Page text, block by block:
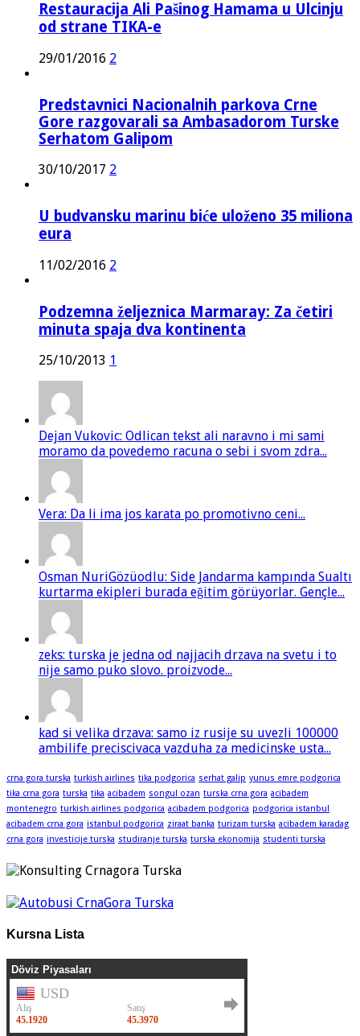
Restauracija Ali Pašinog Hamama u Ulcinju
od strane TIKA-e
29/01/2016 2
Predstavnici Nacionalnih parkova Crne
Gore razgovarali sa Ambasadorom Turske
Serhatom Galipom
30/10/2017 2
U budvansku marinu biće uloženo 35 miliona
eura
11/02/2016 2
Podzemna željeznica Marmaray: Za četiri
minuta spaja dva kontinenta
25/10/2013 1
Dejan Vukovic: Odlican tekst ali naravno i mi sami
moramo da povedemo racuna o sebi i svom zdra...
Vera: Da li ima jos karata po promotivno ceni...
Osman NuriGözüodlu: Side Jandarma kampında Sualtı
kurtarma ekipleri burada eğitim görüyorlar. Gençle...
zeks: turska je jedna od najjacih drzava na svetu i to
nije samo puko slovo. proizvode...
kad si velika drzava: samo iz rusije su uvezli 100000
ambilife preciscivaca vazduha za medicinske usta...
crna gora turska turkish airlines tika podgorica serhat galip yunus emre podgorica
tika crna gora turska tika acibadem songul ozan turska crna gora acibadem
montenegro turkish airlines podgorica acibadem podgorica podgorica istanbul
acibadem crna gora istanbul podgorica ziraat banka turizam turska acibadem karadag
crna gora investicije turska studiranje turska turska ekonomija studenti turska
Kursna Lista